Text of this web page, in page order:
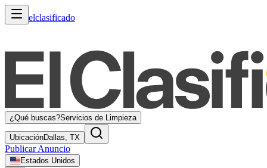
elclasificado
¿Qué buscas?Servicios de Limpieza
UbicaciónDallas, TX
Publicar Anuncio
Estados Unidos